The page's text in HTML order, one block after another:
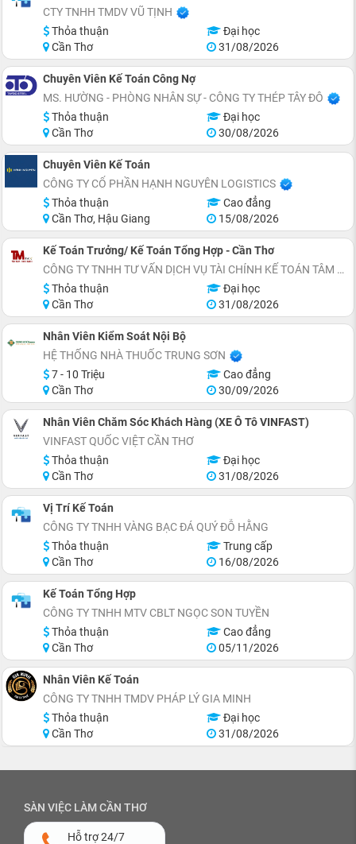
CTY TNHH TMDV VŨ TỊNH
Thỏa thuận
Đại học
Cần Thơ
31/08/2026
Chuyên Viên Kế Toán Công Nợ
MS. HƯỜNG - PHÒNG NHÂN SỰ - CÔNG TY THÉP TÂY ĐÔ
Thỏa thuận
Đại học
Cần Thơ
30/08/2026
Chuyên Viên Kế Toán
CÔNG TY CỔ PHẦN HẠNH NGUYÊN LOGISTICS
Thỏa thuận
Cao đẳng
Cần Thơ, Hậu Giang
15/08/2026
Kế Toán Trưởng/ Kế Toán Tổng Hợp - Cần Thơ
CÔNG TY TNHH TƯ VẤN DỊCH VỤ TÀI CHÍNH KẾ TOÁN TÂM MINH
Thỏa thuận
Đại học
Cần Thơ
31/08/2026
Nhân Viên Kiểm Soát Nội Bộ
HỆ THỐNG NHÀ THUỐC TRUNG SƠN
7 - 10 Triệu
Cao đẳng
Cần Thơ
30/09/2026
Nhân Viên Chăm Sóc Khách Hàng (XE Ô Tô VINFAST)
VINFAST QUỐC VIỆT CẦN THƠ
Thỏa thuận
Đại học
Cần Thơ
31/08/2026
Vị Trí Kế Toán
CÔNG TY TNHH VÀNG BẠC ĐÁ QUÝ ĐỖ HẰNG
Thỏa thuận
Trung cấp
Cần Thơ
16/08/2026
Kế Toán Tổng Hợp
CÔNG TY TNHH MTV CBLT NGỌC SON TUYỀN
Thỏa thuận
Cao đẳng
Cần Thơ
05/11/2026
Nhân Viên Kế Toán
CÔNG TY TNHH TMDV PHÁP LÝ GIA MINH
Thỏa thuận
Đại học
Cần Thơ
31/08/2026
SÀN VIỆC LÀM CẦN THƠ
Hỗ trợ 24/7